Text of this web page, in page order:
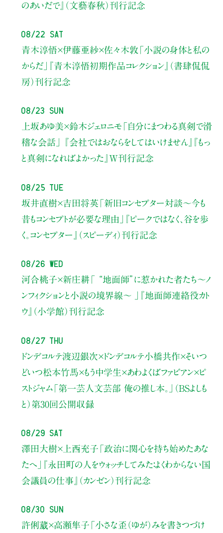
のあいだで』（文藝春秋）刊行記念
08/22 Sat
青木淳悟×伊藤亜紗×佐々木敦 「小説の身体と私の
からだ」
『青木淳悟初期作品コレクション』（書肆侃侃
房）刊行記念
08/23 Sun
上坂あゆ美×鈴木ジェロニモ 「自分にまつわる真剣で滑
稽な会話」
『会社ではおならをしてはいけません』『もっ
と真剣になればよかった』W刊行記念
08/25 Tue
坂井直樹×吉田将英「新旧コンセプター対談～今も
昔もコンセプトが必要な理由」
『ピークではなく、谷を歩
く。コンセプター』（スピーディ）刊行記念
08/26 Wed
河合桃子×新庄耕「 “地面師”に惹かれた者たち〜ノ
ンフィクションと小説の境界線〜 」
『地面師連絡役カト
ウ』（小学館）刊行記念
08/27 Thu
ドンデコルテ渡辺銀次×ドンデコルテ小橋共作×そいつ
どいつ松本竹馬×もう中学生×あわよくばファビアン×ピ
ストジャム「第一芸人文芸部 俺の推し本。」（BSよしも
と） 第30回公開収録
08/29 Sat
澤田大樹×上西充子 「政治に関心を持ち始めたあな
たへ」
『永田町の人をウォッチしてみた：よくわからない国
会議員の仕事』（カンゼン）刊行記念
08/30 Sun
許俐葳×高瀬隼子 「小さな歪（ゆが）みを書きつづけ